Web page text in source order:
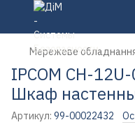
Мережеве
IPCOM СН-
Шкаф
Артикул: 99-00022432